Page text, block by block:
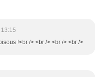
!<br /> <br /> <br /> <br />